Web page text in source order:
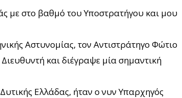
με στο βαθμό του Υποστρατήγου και μου
Αστυνομίας, τον Αντιστράτηγο Φώτιο
και διέγραψε μία σημαντική
Ελλάδας, ήταν ο νυν Υπαρχηγός